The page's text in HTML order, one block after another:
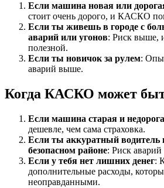
Если машина новая или
стоит очень дорого, и КАСКО
Если ты живешь в городе с
аварий или угонов: Риск выше,
полезной.
Если ты новичок за рулем:
аварий выше.
Когда КАСКО может
Если машина старая и
дешевле, чем сама страховка.
Если ты аккуратный
безопасном районе: Риск
Если у тебя нет лишних денег:
дополнительные расходы,
неоправданными.